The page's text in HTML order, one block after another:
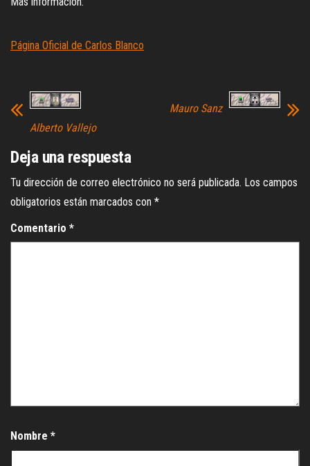
Página Oficial de Carlos Blanco
Alberto Vallejo
Mauro Sanz
Deja una respuesta
Tu dirección de correo electrónico no será publicada. Los campos
obligatorios están marcados con *
Comentario *
Nombre *